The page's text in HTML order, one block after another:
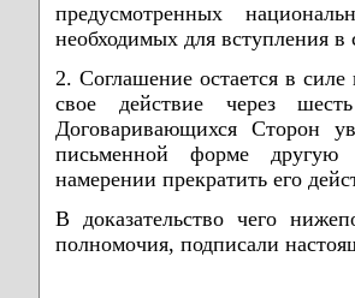
предусмотренных
необходимых для вступления
2. Соглашение остается в
свое действие через
Договаривающихся Сторон
письменной форме
намерении прекратить его
В доказательство чего
полномочия, подписали